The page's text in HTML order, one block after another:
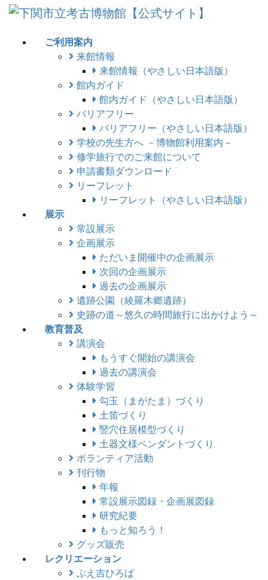
ご利用案内
来館情報
来館情報（やさしい日本語版）
館内ガイド
館内ガイド（やさしい日本語版）
バリアフリー
バリアフリー（やさしい日本語版）
学校の先生方へ －博物館利用案内－
修学旅行でのご来館について
申請書類ダウンロード
リーフレット
リーフレット（やさしい日本語版）
展示
常設展示
企画展示
ただいま開催中の企画展示
次回の企画展示
過去の企画展示
遺跡公園（綾羅木郷遺跡）
史跡の道～悠久の時間旅行に出かけよう～
教育普及
講演会
もうすぐ開始の講演会
過去の講演会
体験学習
勾玉（まがたま）づくり
土笛づくり
竪穴住居模型づくり
土器文様ペンダントづくり
ボランティア活動
刊行物
年報
常設展示図録・企画展図録
研究紀要
もっと知ろう！
グッズ販売
レクリエーション
ぶえ吉ひろば